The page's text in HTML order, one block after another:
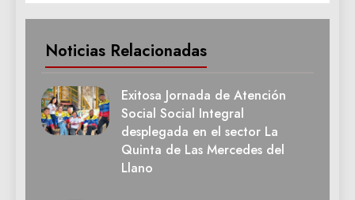
Noticias Relacionadas
Exitosa Jornada de Atención
Social Social Integral
desplegada en el sector La
Quinta de Las Mercedes del
Llano